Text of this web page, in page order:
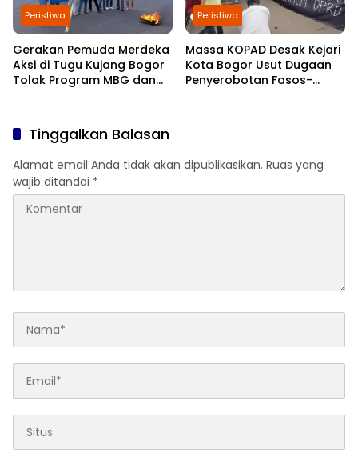
Peristiwa
Gerakan Pemuda Merdeka
Aksi di Tugu Kujang Bogor
Tolak Program MBG dan
Peristiwa
Massa KOPAD Desak Kejari
Kota Bogor Usut Dugaan
Penyerobotan Fasos-
Tinggalkan Balasan
Alamat email Anda tidak akan dipublikasikan. Ruas yang
wajib ditandai *